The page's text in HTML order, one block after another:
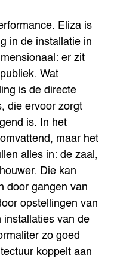
Eliza is
in de installatie in
er zit
Wat
is de directe
die ervoor zorgt
is. In het
maar het
alles in: de zaal,
Die kan
door gangen van
opstellingen van
van de
zo goed
koppelt aan